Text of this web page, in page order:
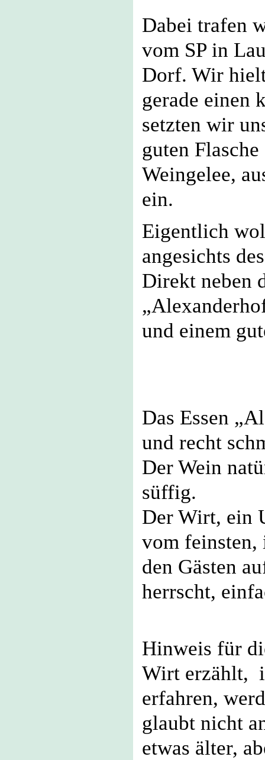
Dabei trafen
vom SP in
Dorf. Wir
gerade einen
setzten wir
guten
Weingelee,
ein.
Eigentlich
angesichts
Direkt neben
und einem
Das Essen
und recht
Der Wein
süffig.
Der Wirt, ein
vom feinsten,
den Gästen
herrscht,
Hinweis für
Wirt erzählt,
erfahren,
glaubt nicht
etwas älter,